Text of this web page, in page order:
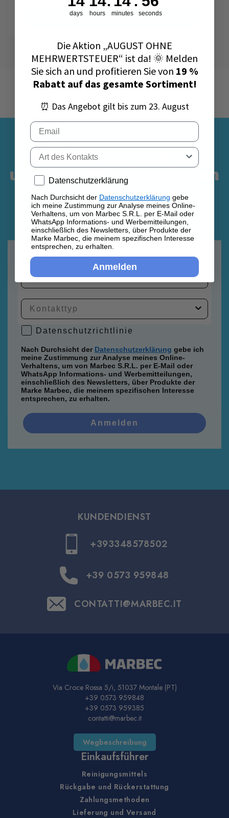
sehr typische Situationen im Alltag. Das Problem:
Wenn du diese Geräte nicht regelmäßig reinigst,
der Zeit deutlich schwieriger.
In diesem Artikel findest du eine praktische
Anleitung, wie du die Mikrowelle reinigst, den
Mini-Ofen sauber machst und die
Heißluftfritteuse pflegst. Außerdem zeigen wir dir
Hausmittel und eine ökologische Lösung für eine
gründlichere Reinigung – ohne die Oberflächen
zu beschädigen.
Leggi l'articolo
Melden Sie sich für
unseren Newsletter an
Melden Sie sich für unseren
Newsletter an, um sofort 10 % auf
Ihre erste Bestellung zu erhalten.
E-Mail
Datenschutzrichtlinie
Datenschutzrichtlinie
Nach Durchsicht der Datenschutzerklärung gebe ich
meine Zustimmung zur Analyse meines Online-
Verhaltens, um von Marbec S.R.L. per E-Mail oder
WhatsApp Informations- und Werbemitteilungen,
einschließlich des Newsletters, über Produkte der
Marke Marbec, die meinem spezifischen Interesse
entsprechen, zu erhalten.
Anmelden
KUNDENDIENST
+393348578502
+39 0573 959848
CONTATTI@MARBEC.IT
Via Croce Rossa 5/i, 51037 Montale (PT)
+39 0573 959848
+39 0573 959385
contatti@marbec.it
Wegbeschreibung
Einkaufsführer
Reinigungsmittels
Rückgabe und Rückerstattung
Zahlungsmethoden
Lieferung und Versand
days hours minutes seconds
Die Aktion „AUGUST OHNE
MEHRWERTSTEUER“ ist da! 🌞 Melden
Sie sich an und profitieren Sie von 19 %
Rabatt auf das gesamte Sortiment!
⏰ Das Angebot gilt bis zum 23. August
Email
Tipo di contatto
Privacy policy
Datenschutzerklärung
Nach Durchsicht der Datenschutzerklärung gebe
ich meine Zustimmung zur Analyse meines Online-
Verhaltens, um von Marbec S.R.L. per E-Mail oder
WhatsApp Informations- und Werbemitteilungen,
einschließlich des Newsletters, über Produkte der
Marke Marbec, die meinem spezifischen Interesse
entsprechen, zu erhalten.
Anmelden